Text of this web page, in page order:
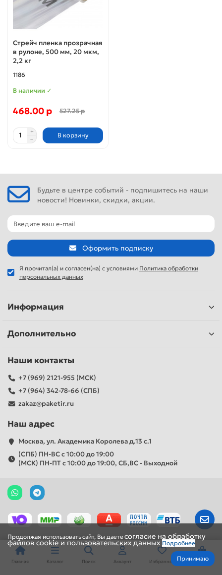
Стрейч пленка прозрачная
в рулоне, 500 мм, 20 мкм,
2,2 кг
1186
В наличии ✓
468.00 р 527.25 р
В корзину
Продолжая использоватьсайт, Вы даетесогласие на обработку
файлов cookie и пользовательских данных Подробнее
Принимаю
Будьте в центре событий - подпишитесь на наши
новости! Новинки, скидки, акции.
Оформить подписку
Я прочитал(а) и согласен(на) с условиями Политика обработки
персональных данных
Информация
Дополнительно
Наши контакты
+7 (969) 2121-955 (МСК)
+7 (964) 342-78-66 (СПБ)
zakaz@paketir.ru
Наш адрес
Москва, ул. Академика Королева д.13 с.1
(СПБ) ПН-ВС с 10:00 до 19:00
(МСК) ПН-ПТ с 10:00 до 19:00, СБ,ВС - Выходной
Главная Каталог Поиск Аккаунт Избранное Корзина